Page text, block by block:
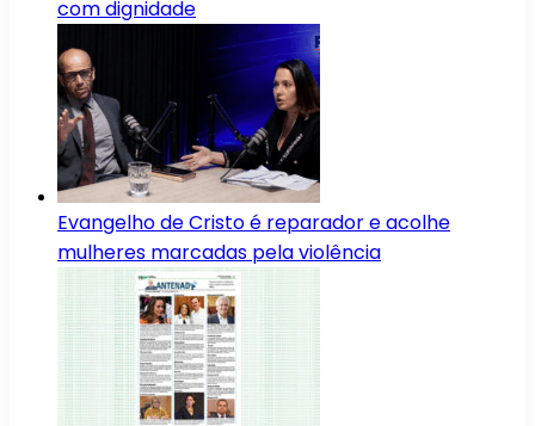
com dignidade
Evangelho de Cristo é reparador e acolhe
mulheres marcadas pela violência